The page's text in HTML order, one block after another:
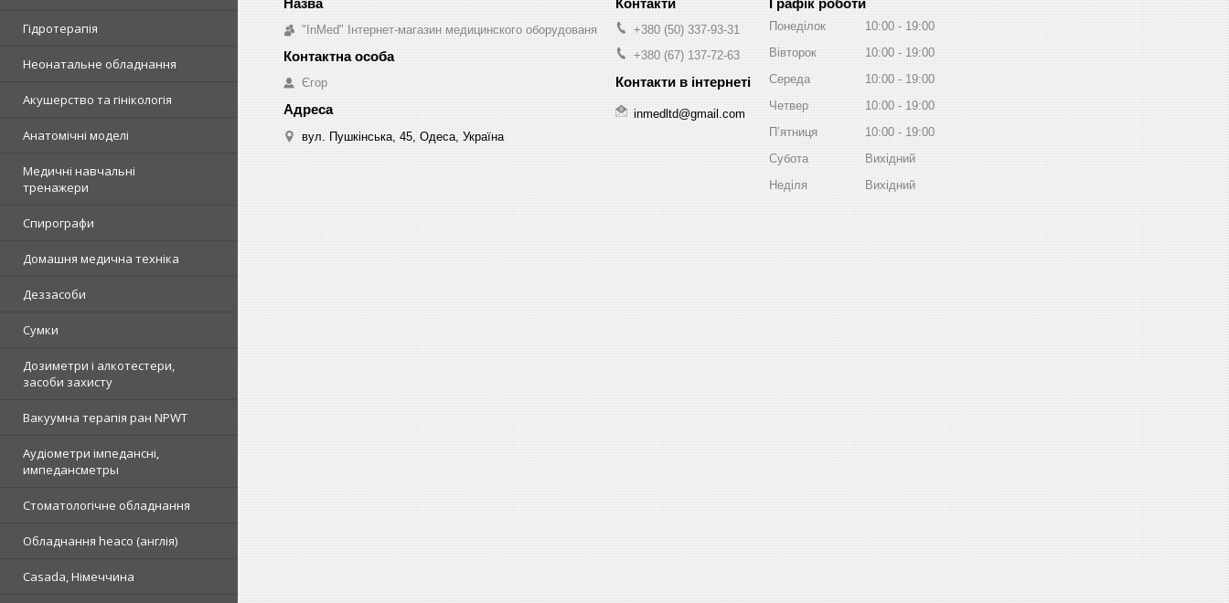
Гідротерапія
Неонатальне обладнання
Акушерство та гінікологія
Анатомічні моделі
Медичні навчальні
тренажери
Спирографи
Домашня медична техніка
Деззасоби
Сумки
Дозиметри і алкотестери,
засоби захисту
Вакуумна терапія ран NPWT
Аудіометри імпедансні,
импедансметры
Стоматологічне обладнання
Обладнання heaco (англія)
Casada, Німеччина
"InMed" Інтернет-магазин медицинского оборудованя
Єгор
вул. Пушкінська, 45, Одеса, Україна
+380 (50) 337-93-31
+380 (67) 137-72-63
inmedltd@gmail.com
Графік роботи
Понеділок 10:00
19:00
Вівторок
10:00
19:00
Середа
10:00
19:00
Четвер
10:00
19:00
Пʼятниця
10:00
19:00
Субота
Вихідний
Неділя
Вихідний